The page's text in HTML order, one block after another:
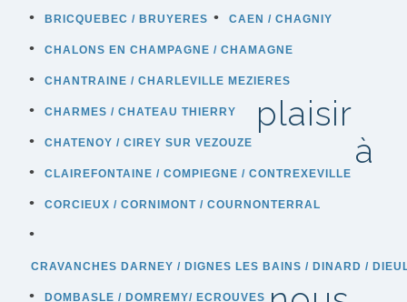
BRICQUEBEC / BRUYERES CAEN / CHAGNIY
CHALONS EN CHAMPAGNE / CHAMAGNE
CHANTRAINE / CHARLEVILLE MEZIERES
CHARMES / CHATEAU THIERRY
CHATENOY / CIREY SUR VEZOUZE
CLAIREFONTAINE / COMPIEGNE / CONTREXEVILLE
CORCIEUX / CORNIMONT / COURNONTERRAL
CRAVANCHES DARNEY / DIGNES LES BAINS / DINARD /
DOMBASLE / DOMREMY/ ECROUVES
plaisir
à